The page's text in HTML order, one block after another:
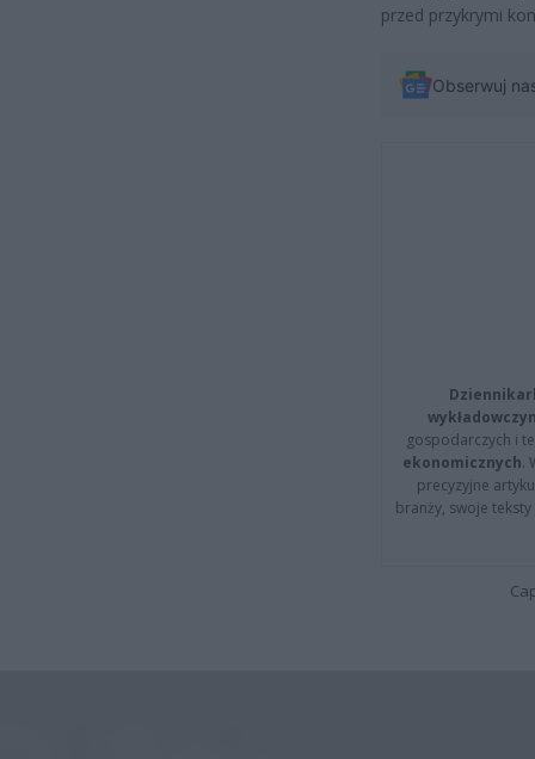
przed przykrymi
Obserwuj
gospodarczych i
ekonomicznych.
precyzyjne
branży, swoje